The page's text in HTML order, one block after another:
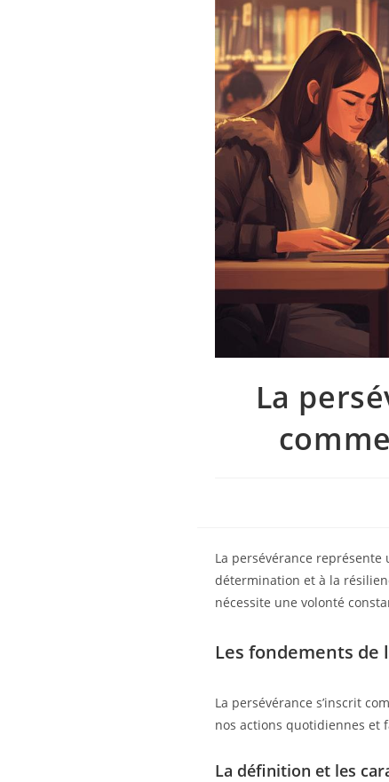
La
La persévérance
détermination et à la
nécessite une volonté
Les fondements de
La persévérance s’inscrit
nos actions quotidiennes et
La définition et les